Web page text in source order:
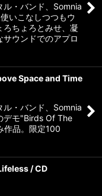
ル・バンド、Somnia
いこなしつつもウ
ろちょろとみせ、凝
サウンドでのアプロ
Space and Time
ル・バンド、Somnia
デモ"Birds Of The
作品。限定100
/ CD